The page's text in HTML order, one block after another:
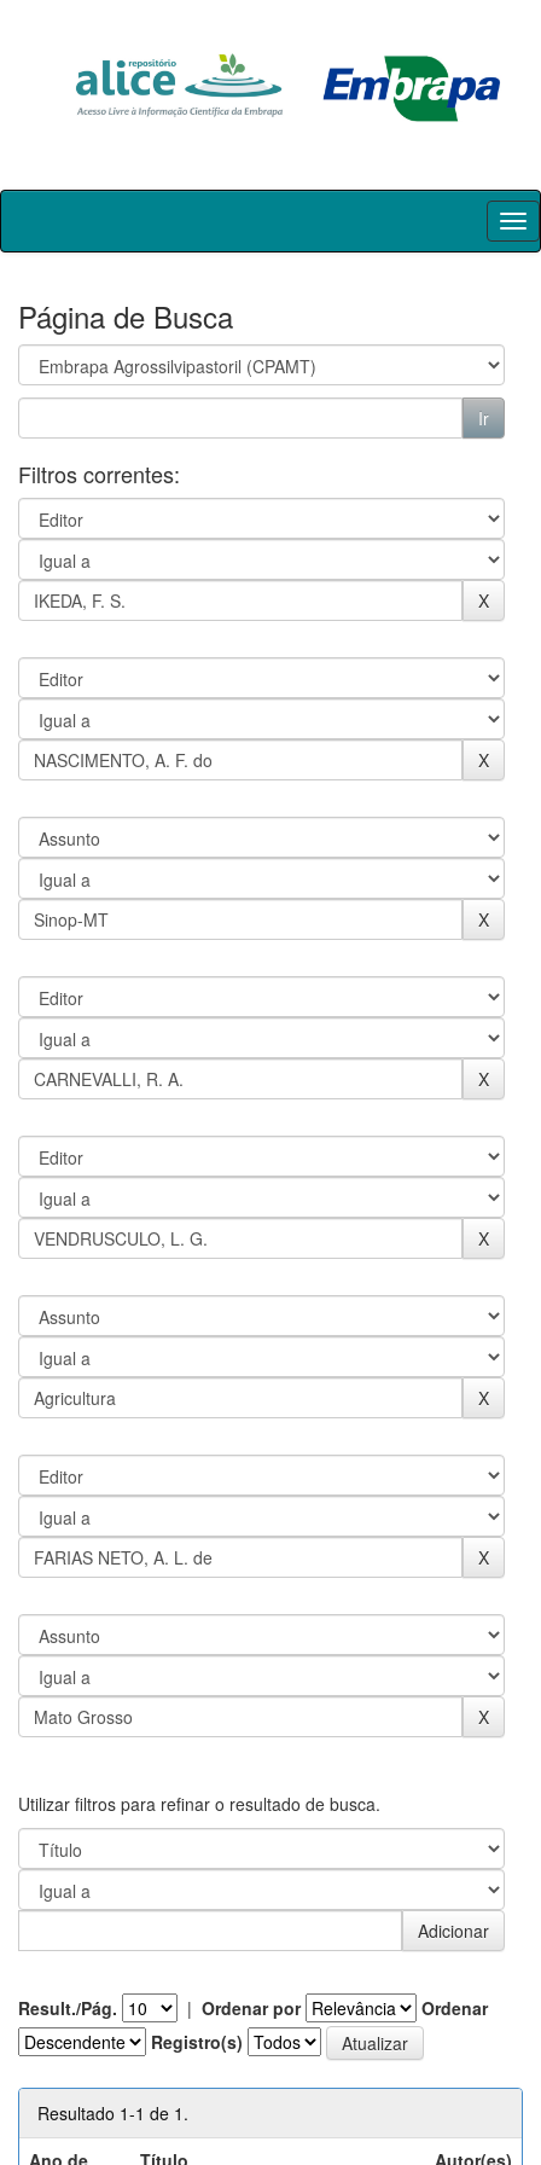
Skip
Página de Busca
Filtros correntes:
Utilizar filtros para refinar o resultado de busca.
Result./Pág. | Ordenar por
Ordenar
Registro(s)
Resultado 1-1 de 1.
Ano de
Título Autor(es)